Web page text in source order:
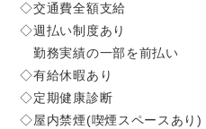
◇交通費全額支給
◇週払い制度あり
勤務実績の一部を前払い
◇有給休暇あり
◇定期健康診断
◇屋内禁煙(喫煙スペースあり)